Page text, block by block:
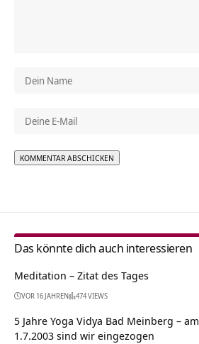
Das könnte dich auch interessieren
Meditation – Zitat des Tages
VOR 16 JAHREN 474 VIEWS
5 Jahre Yoga Vidya Bad Meinberg – am
1.7.2003 sind wir eingezogen